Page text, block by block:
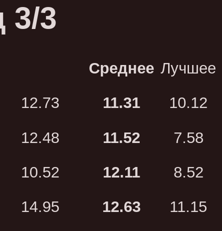
3/3
Среднее Лучшее
12.73 11.31
10.12
12.48 11.52
7.58
10.52 12.11
8.52
14.95 12.63
11.15